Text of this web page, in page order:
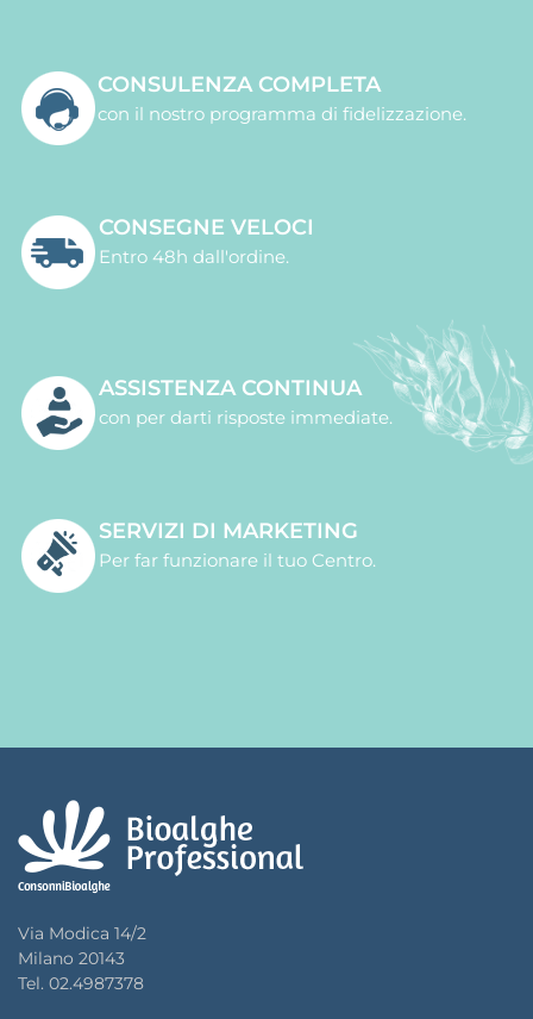
CONSULENZA COMPLETA
con il nostro programma di fidelizzazione.
CONSEGNE VELOCI
Entro 48h dall'ordine.
ASSISTENZA CONTINUA
con per darti risposte immediate.
SERVIZI DI MARKETING
Per far funzionare il tuo Centro.
Via Modica 14/2
Milano 20143
Tel. 02.4987378